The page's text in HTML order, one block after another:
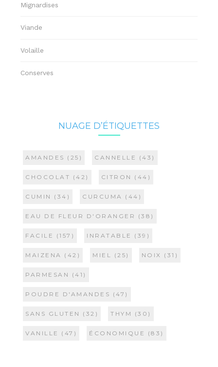
Mignardises
Viande
Volaille
Conserves
NUAGE D’ÉTIQUETTES
AMANDES (25) CANNELLE (43)
CHOCOLAT (42) CITRON (44)
CUMIN (34) CURCUMA (44)
EAU DE FLEUR D'ORANGER (38)
FACILE (157) INRATABLE (39)
MAIZENA (42) MIEL (25) NOIX (31)
PARMESAN (41)
POUDRE D'AMANDES (47)
SANS GLUTEN (32) THYM (30)
VANILLE (47) ÉCONOMIQUE (83)